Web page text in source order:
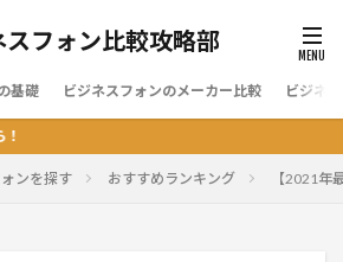
スフォン比較攻略部
基礎 ビジネスフォンのメーカー比較 ビジネ
ンを探す おすすめランキング 【2021年